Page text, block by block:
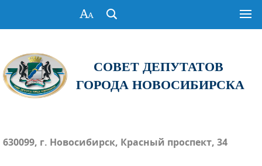
СОВЕТ ДЕПУТАТОВ
ГОРОДА НОВОСИБИРСКА
630099, г. Новосибирск, Красный проспект, 34